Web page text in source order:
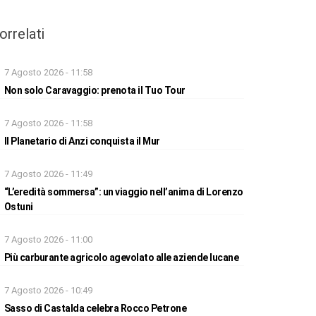
7 Agosto 2026 - 11:58
Non solo Caravaggio: prenota il Tuo Tour
7 Agosto 2026 - 11:58
Il Planetario di Anzi conquista il Mur
7 Agosto 2026 - 11:49
“L’eredità sommersa”: un viaggio nell’anima di Lorenzo
Ostuni
7 Agosto 2026 - 11:00
Più carburante agricolo agevolato alle aziende lucane
7 Agosto 2026 - 10:49
Sasso di Castalda celebra Rocco Petrone